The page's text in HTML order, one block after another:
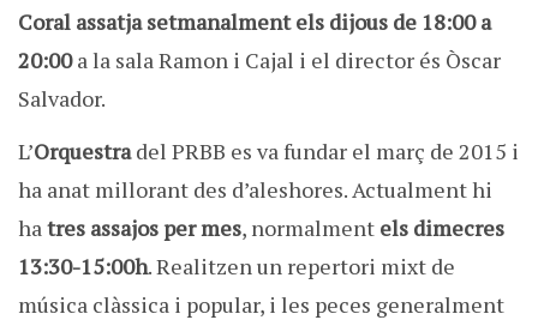
Coral assatja setmanalment els dijous de 18:00 a
20:00a la sala Ramon i Cajal i el director és Òscar
Salvador.
L’Orquestradel PRBB es va fundar el març de 2015 i
ha anat millorant des d’aleshores.Actualment hi
hatres assajos per mes, normalment els dimecres
13:30-15:00h.Realitzen un repertori mixt de
música clàssica i popular, i les peces generalment